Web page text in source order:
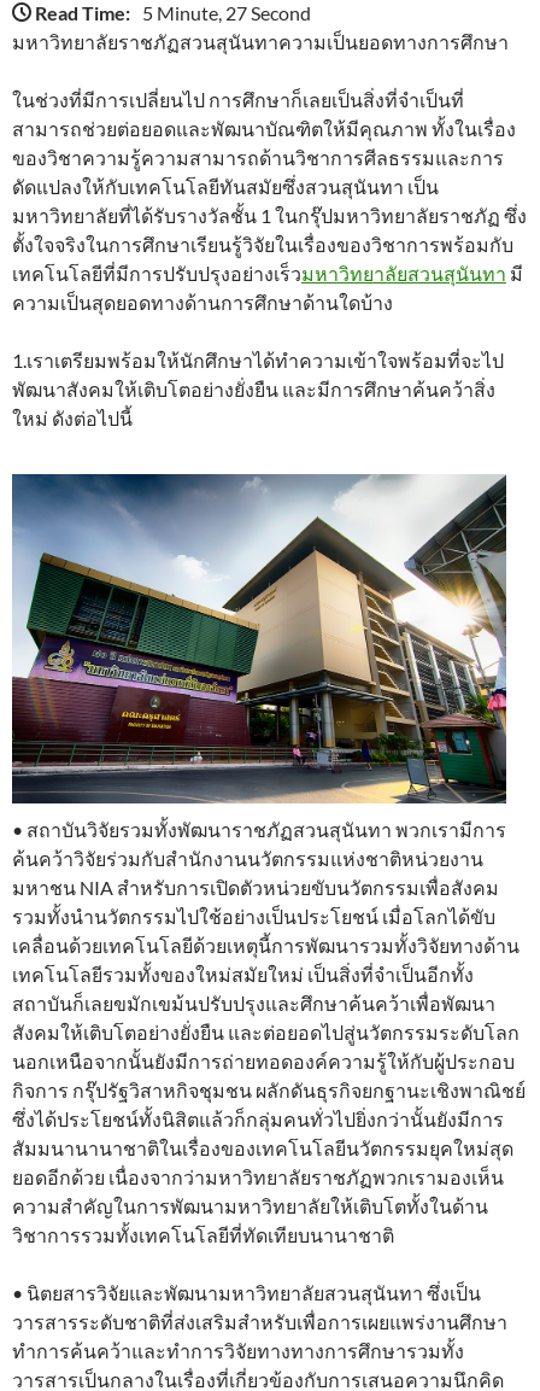
Read Time: 5 Minute, 27 Second
มหาวิทยาลัยราชภัฏสวนสุนันทาความเป็นยอดทางการศึกษา
ในช่วงที่มีการเปลี่ยนไป การศึกษาก็เลยเป็นสิ่งที่จำเป็นที่
สามารถช่วยต่อยอดและพัฒนาบัณฑิตให้มีคุณภาพ ทั้งในเรื่อง
ของวิชาความรู้ความสามารถด้านวิชาการศีลธรรมและการ
ดัดแปลงให้กับเทคโนโลยีทันสมัยซึ่งสวนสุนันทา เป็น
มหาวิทยาลัยที่ได้รับรางวัลชั้น 1 ในกรุ๊ปมหาวิทยาลัยราชภัฏ ซึ่ง
ตั้งใจจริงในการศึกษาเรียนรู้วิจัยในเรื่องของวิชาการพร้อมกับ
เทคโนโลยีที่มีการปรับปรุงอย่างเร็วมหาวิทยาลัยสวนสุนันทา มี
ความเป็นสุดยอดทางด้านการศึกษาด้านใดบ้าง
1.เราเตรียมพร้อมให้นักศึกษาได้ทำความเข้าใจพร้อมที่จะไป
พัฒนาสังคมให้เติบโตอย่างยั่งยืน และมีการศึกษาค้นคว้าสิ่ง
ใหม่ ดังต่อไปนี้
• สถาบันวิจัยรวมทั้งพัฒนาราชภัฏสวนสุนันทา พวกเรามีการ
ค้นคว้าวิจัยร่วมกับสำนักงานนวัตกรรมแห่งชาติหน่วยงาน
มหาชน NIA สำหรับการเปิดตัวหน่วยขับนวัตกรรมเพื่อสังคม
รวมทั้งนำนวัตกรรมไปใช้อย่างเป็นประโยชน์ เมื่อโลกได้ขับ
เคลื่อนด้วยเทคโนโลยีด้วยเหตุนี้การพัฒนารวมทั้งวิจัยทางด้าน
เทคโนโลยีรวมทั้งของใหม่สมัยใหม่ เป็นสิ่งที่จำเป็นอีกทั้ง
สถาบันก็เลยขมักเขม้นปรับปรุงและศึกษาค้นคว้าเพื่อพัฒนา
สังคมให้เติบโตอย่างยั่งยืน และต่อยอดไปสู่นวัตกรรมระดับโลก
นอกเหนือจากนั้นยังมีการถ่ายทอดองค์ความรู้ให้กับผู้ประกอบ
กิจการ กรุ๊ปรัฐวิสาหกิจชุมชน ผลักดันธุรกิจยกฐานะเชิงพาณิชย์
ซึ่งได้ประโยชน์ทั้งนิสิตแล้วก็กลุ่มคนทั่วไปยิ่งกว่านั้นยังมีการ
สัมมนานานาชาติในเรื่องของเทคโนโลยีนวัตกรรมยุคใหม่สุด
ยอดอีกด้วย เนื่องจากว่ามหาวิทยาลัยราชภัฏพวกเรามองเห็น
ความสำคัญในการพัฒนามหาวิทยาลัยให้เติบโตทั้งในด้าน
วิชาการรวมทั้งเทคโนโลยีที่ทัดเทียบนานาชาติ
• นิตยสารวิจัยและพัฒนามหาวิทยาลัยสวนสุนันทา ซึ่งเป็น
วารสารระดับชาติที่ส่งเสริมสำหรับเพื่อการเผยแพร่งานศึกษา
ทำการค้นคว้าและทำการวิจัยทางทางการศึกษารวมทั้ง
วารสารเป็นกลางในเรื่องที่เกี่ยวข้องกับการเสนอความนึกคิด